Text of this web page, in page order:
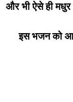
और भी ऐसे ही मधुर
इस भजन को